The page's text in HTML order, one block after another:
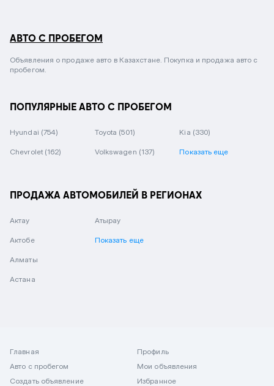
АВТО С ПРОБЕГОМ
Объявления о продаже авто в Казахстане. Покупка и продажа авто с
пробегом.
ПОПУЛЯРНЫЕ АВТО С ПРОБЕГОМ
Hyundai (754) Toyota (501) Kia (330)
Chevrolet (162) Volkswagen (137) Показать еще
ПРОДАЖА АВТОМОБИЛЕЙ В РЕГИОНАХ
Актау
Актобе
Алматы
Астана
Атырау
Показать еще
Главная
Авто с пробегом
Создать объявление
Профиль
Мои объявления
Избранное